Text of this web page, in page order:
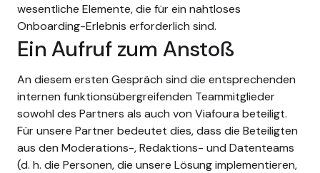
wesentliche Elemente, die für ein nahtloses
Onboarding-Erlebnis erforderlich sind.
Ein Aufruf zum Anstoß
An diesem ersten Gespräch sind die entsprechenden
internen funktionsübergreifenden Teammitglieder
sowohl des Partners als auch von Viafoura beteiligt.
Für unsere Partner bedeutet dies, dass die Beteiligten
aus den Moderations-, Redaktions- und Datenteams
(d. h. die Personen, die unsere Lösung implementieren,